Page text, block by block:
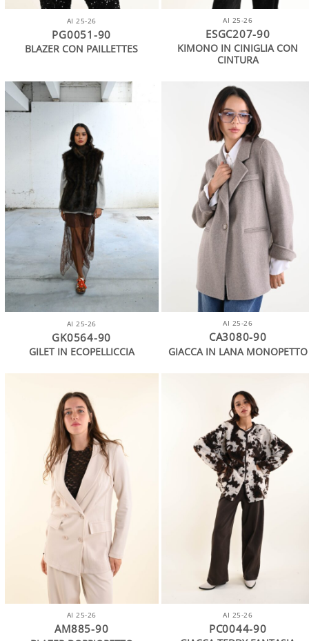
AI 25-26
PG0051-90
BLAZER CON PAILLETTES
AI 25-26
ESGC207-90
KIMONO IN CINIGLIA CON
CINTURA
AI 25-26
GK0564-90
GILET IN ECOPELLICCIA
AI 25-26
CA3080-90
GIACCA IN LANA MONOPETTO
AI 25-26
AM885-90
AI 25-26
PC0044-90